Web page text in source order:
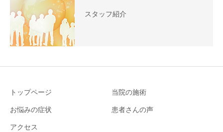
スタッフ紹介
トップページ 当院の施術
お悩みの症状 患者さんの声
アクセス